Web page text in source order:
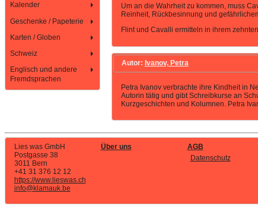
Kalender
Geschenke / Papeterie
Karten / Globen
Schweiz
Englisch und andere
Fremdsprachen
Um an die Wahrheit zu kommen, muss
Reinheit, Rückbesinnung und
Flint und Cavalli ermitteln in ihrem
Autor: Ivanov, Petra
Petra Ivanov verbrachte ihre Kindheit in
Autorin tätig und gibt Schreibkurse an
Kurzgeschichten und Kolumnen. Petra
Lies was GmbH
Postgasse 38
3011 Bern
+41 31 376 12 12
https://www.lieswas.ch
info@klamauk.be
Über uns
AGB
Datenschutz